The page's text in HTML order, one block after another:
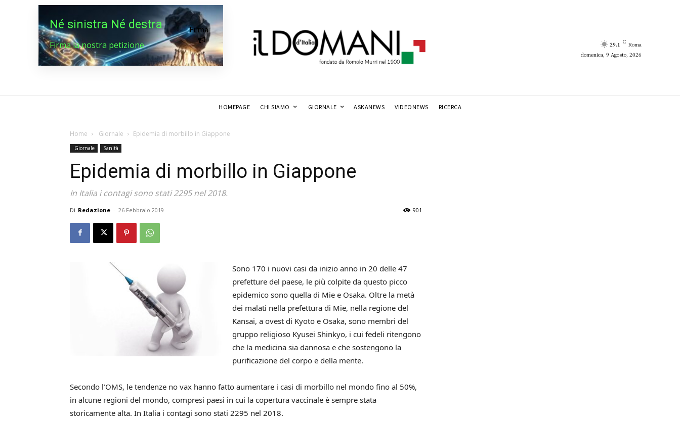
Né sinistra Né destra
Firma la nostra petizione
Firma
29.1 C Roma
domenica, 9 Agosto, 2026
HOMEPAGE CHI SIAMO GIORNALE ASKANEWS VIDEONEWS RICERCA
Home Giornale Epidemia di morbillo in Giappone
Giornale Sanità
Epidemia di morbillo in Giappone
In Italia i contagi sono stati 2295 nel 2018.
Di Redazione - 26 Febbraio 2019 901
Sono 170 i nuovi casi da inizio anno in 20 delle 47
prefetture del paese, le più colpite da questo picco
epidemico sono quella di Mie e Osaka. Oltre la metà
dei malati nella prefettura di Mie, nella regione del
Kansai, a ovest di Kyoto e Osaka, sono membri del
gruppo religioso Kyusei Shinkyo, i cui fedeli ritengono
che la medicina sia dannosa e che sostengono la
purificazione del corpo e della mente.
Secondo l’OMS, le tendenze no vax hanno fatto aumentare i casi di morbillo nel mondo fino al 50%,
in alcune regioni del mondo, compresi paesi in cui la copertura vaccinale è sempre stata
storicamente alta. In Italia i contagi sono stati 2295 nel 2018.